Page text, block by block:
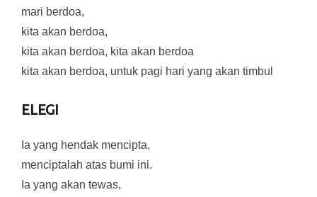
mari berdoa,
kita akan berdoa,
kita akan berdoa, kita akan berdoa
kita akan berdoa, untuk pagi hari yang akan timbul
ELEGI
Ia yang hendak mencipta,
menciptalah atas bumi ini.
Ia yang akan tewas,